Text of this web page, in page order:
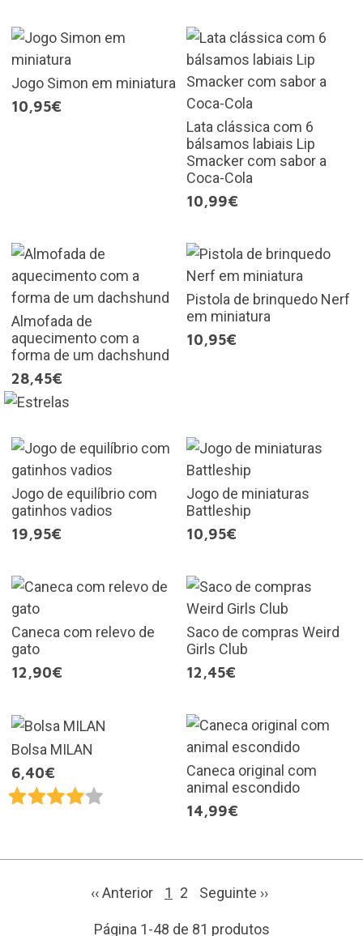
Jogo Simon em miniatura
10,95€
Lata clássica com 6
bálsamos labiais Lip
Smacker com sabor a
Coca-Cola
10,99€
Almofada de
aquecimento com a
forma de um dachshund
28,45€
Pistola de brinquedo Nerf
em miniatura
10,95€
Jogo de equilíbrio com
gatinhos vadios
19,95€
Jogo de miniaturas
Battleship
10,95€
Caneca com relevo de
gato
12,90€
Saco de compras Weird
Girls Club
12,45€
Bolsa MILAN
6,40€
Caneca original com
animal escondido
14,99€
‹‹ Anterior 1 2 Seguinte ››
Página 1-48 de 81 produtos